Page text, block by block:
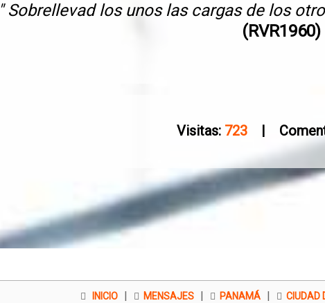
" Sobrellevad los unos las cargas de los
(RVR1960)
Visitas: 723 |
INICIO | MENSAJES | PANAMÁ | CIUDAD